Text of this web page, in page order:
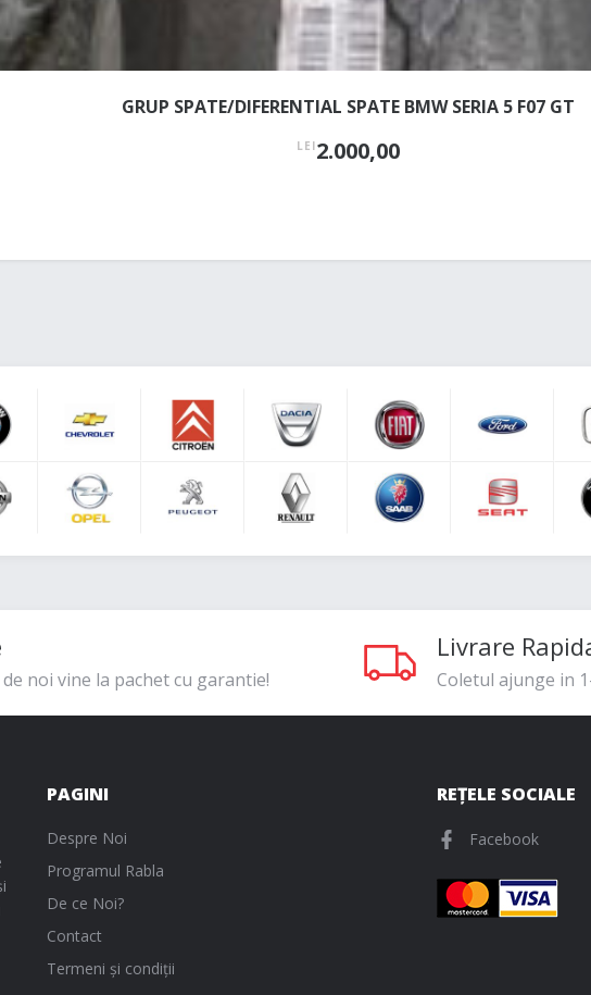
GRUP SPATE/DIFERENTIAL SPATE BMW SERIA 5 F07 GT
LEI2.000,00
noi vine la pachet cu garantie!
Livrare
Coletul ajunge in
PAGINI
Despre Noi
Programul Rabla
De ce Noi?
Contact
Termeni și condiții
REȚELE SOCIALE
Facebook